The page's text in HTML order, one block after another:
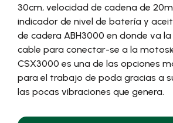
30cm, velocidad de cadena de
indicador de nivel de batería y
de cadera ABH3000 en donde va
cable para conectar-se a la
CSX3000 es una de las opciones
para el trabajo de poda gracias a
las pocas vibraciones que genera.